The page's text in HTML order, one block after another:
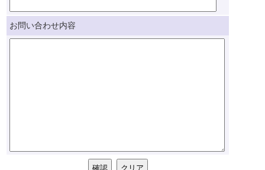
お問い合わせ内容